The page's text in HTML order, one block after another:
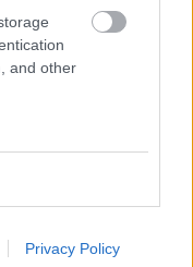
and other
Privacy Policy
ezzel a